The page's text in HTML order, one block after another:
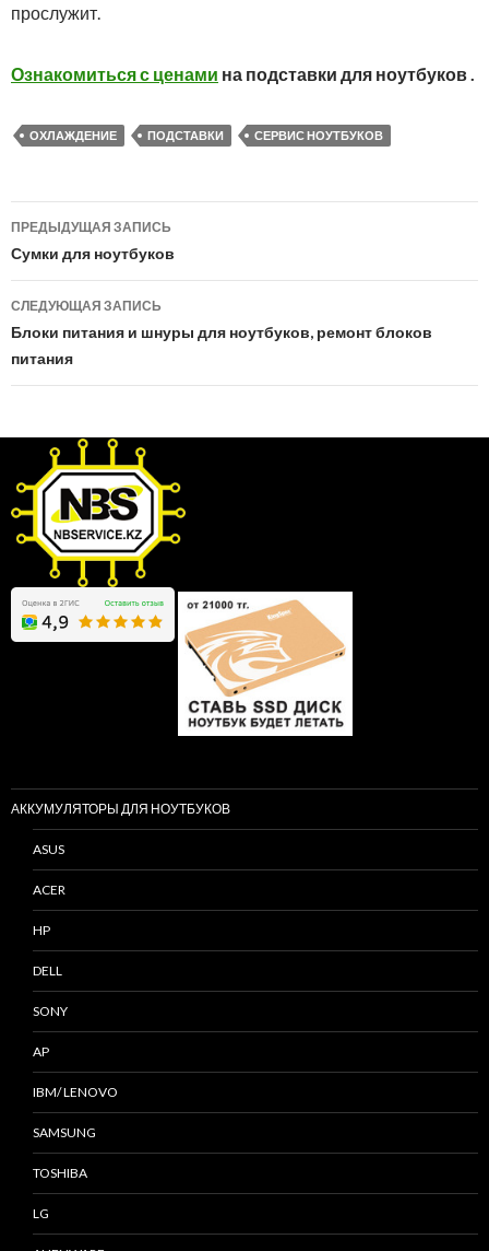
прослужит.
Ознакомиться с ценами на подставки для ноутбуков .
ОХЛАЖДЕНИЕ ПОДСТАВКИ СЕРВИС НОУТБУКОВ
Навигация
по
записям
ПРЕДЫДУЩАЯ ЗАПИСЬ
Сумки для ноутбуков
СЛЕДУЮЩАЯ ЗАПИСЬ
Блоки питания и шнуры для ноутбуков, ремонт блоков
питания
АККУМУЛЯТОРЫ ДЛЯ НОУТБУКОВ
ASUS
ACER
HP
DELL
SONY
AP
IBM/ LENOVO
SAMSUNG
TOSHIBA
LG